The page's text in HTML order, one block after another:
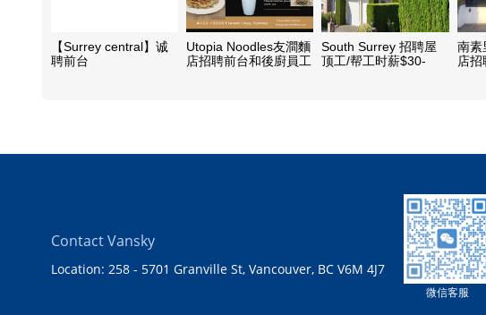
【Surrey central】诚
聘前台
Utopia Noodles友澗麵
店招聘前台和後廚員工
South Surrey 招聘屋
顶工/帮工时薪$30-
南素
店招
Contact Vansky
Location: 258 - 5701 Granville St, Vancouver, BC V6M 4J7
微信客服